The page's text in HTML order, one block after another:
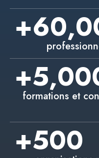
+
+
formations et
+500